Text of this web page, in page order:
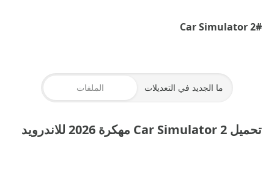
#Car Simulator 2
ما الجديد في التعديلات الملفات
تحميل Car Simulator 2 مهكرة 2026 للاندرويد